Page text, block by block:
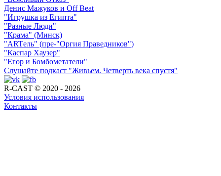
Денис Мажуков и Off Beat
"Игрушка из Египта"
"Разные Люди"
"Крама" (Минск)
"ARTель" (пре-"Оргия Праведников")
"Каспар Хаузер"
"Егор и Бомбометатели"
Слушайте подкаст "Живьем. Четверть века спустя"
R-CAST © 2020 - 2026
Условия использования
Контакты